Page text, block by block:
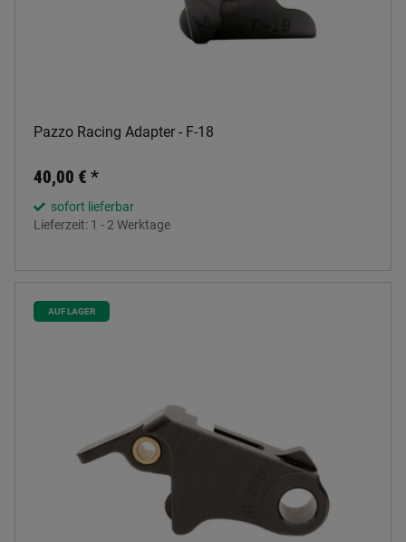
Pazzo Racing Adapter - F-18
40,00 € *
sofort lieferbar
Lieferzeit: 1 - 2 Werktage
AUF LAGER